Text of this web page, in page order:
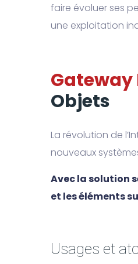
faire évoluer ses
une exploitation
Gateway
Objets
La révolution de
nouveaux
Avec la solution
et les éléments
Usages et